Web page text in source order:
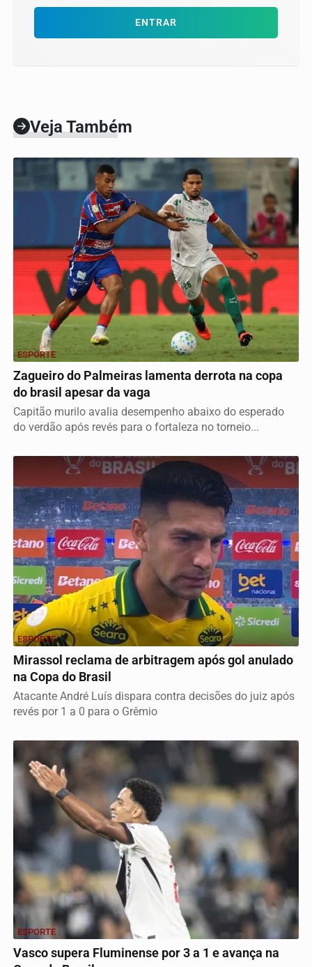
ENTRAR
Veja Também
ESPORTE
Zagueiro do Palmeiras lamenta derrota na copa
do brasil apesar da vaga
Capitão murilo avalia desempenho abaixo do esperado
do verdão após revés para o fortaleza no torneio...
ESPORTE
Mirassol reclama de arbitragem após gol anulado
na Copa do Brasil
Atacante André Luís dispara contra decisões do juiz após
revés por 1 a 0 para o Grêmio
ESPORTE
Vasco supera Fluminense por 3 a 1 e avança na